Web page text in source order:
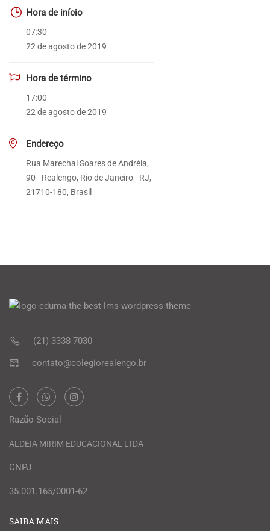
Hora de início
07:30
22 de agosto de 2019
Hora de término
17:00
22 de agosto de 2019
Endereço
Rua Marechal Soares de Andréia,
90 - Realengo, Rio de Janeiro - RJ,
21710-180, Brasil
(21) 3338-7030
contato@colegiorealengo.br
Razão Social
ALDEIA MIRIM EDUCACIONAL LTDA
CNPJ
35.001.165/0001-62
SAIBA MAIS